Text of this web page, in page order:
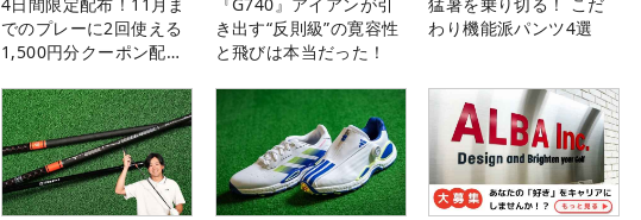
でのプレーに2回使える
1,500円分クーポン配布
き出す“反則級”の寛容性
と飛びは本当だった！
わり機能派パンツ4選